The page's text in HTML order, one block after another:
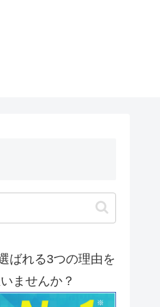
ばれる3つの理由を
ませんか？